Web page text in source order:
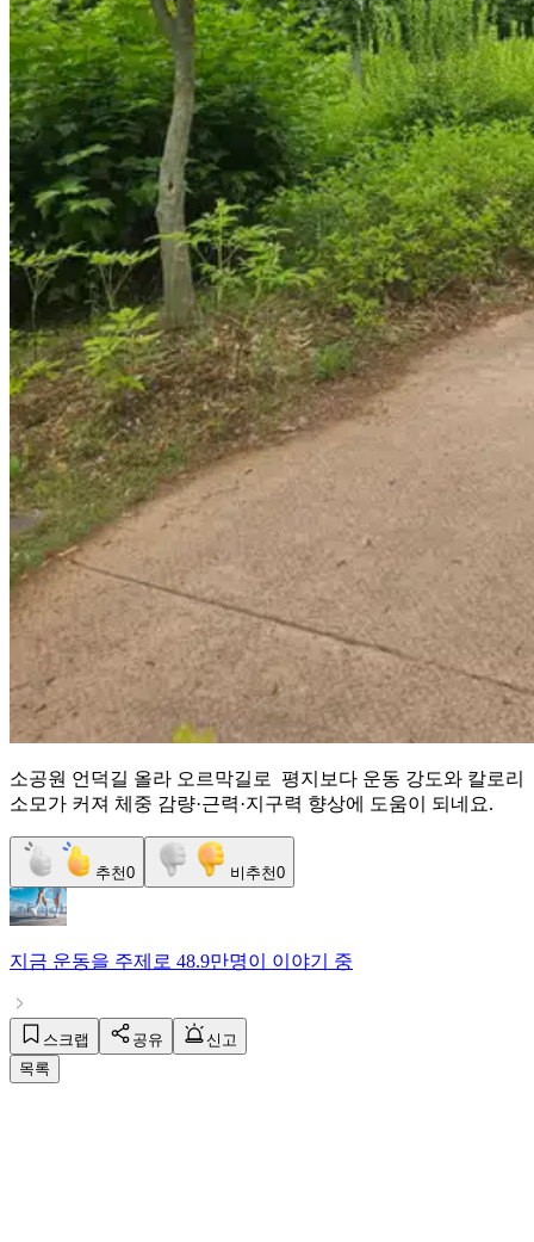
소공원 언덕길 올라 오르막길로 평지보다 운동 강도와 칼로리
소모가 커져 체중 감량·근력·지구력 향상에 도움이 되네요.
추천0 비추천0
지금 운동을 주제로 48.9만명이 이야기 중
스크랩 공유
신고
목록